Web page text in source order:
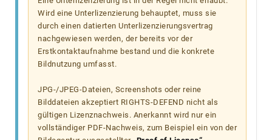
Wird eine Unterlizenzierung behauptet, muss sie
durch einen datierten Unterlizenzierungsvertrag
nachgewiesen werden, der bereits vor der
Erstkontaktaufnahme bestand und die konkrete
Bildnutzung umfasst.
JPG-/JPEG-Dateien, Screenshots oder reine
Bilddateien akzeptiert RIGHTS-DEFEND nicht als
gültigen Lizenznachweis. Anerkannt wird nur ein
vollständiger PDF-Nachweis, zum Beispiel ein von der